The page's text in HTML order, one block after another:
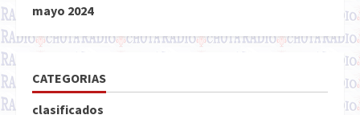
mayo 2024
CATEGORIAS
clasificados